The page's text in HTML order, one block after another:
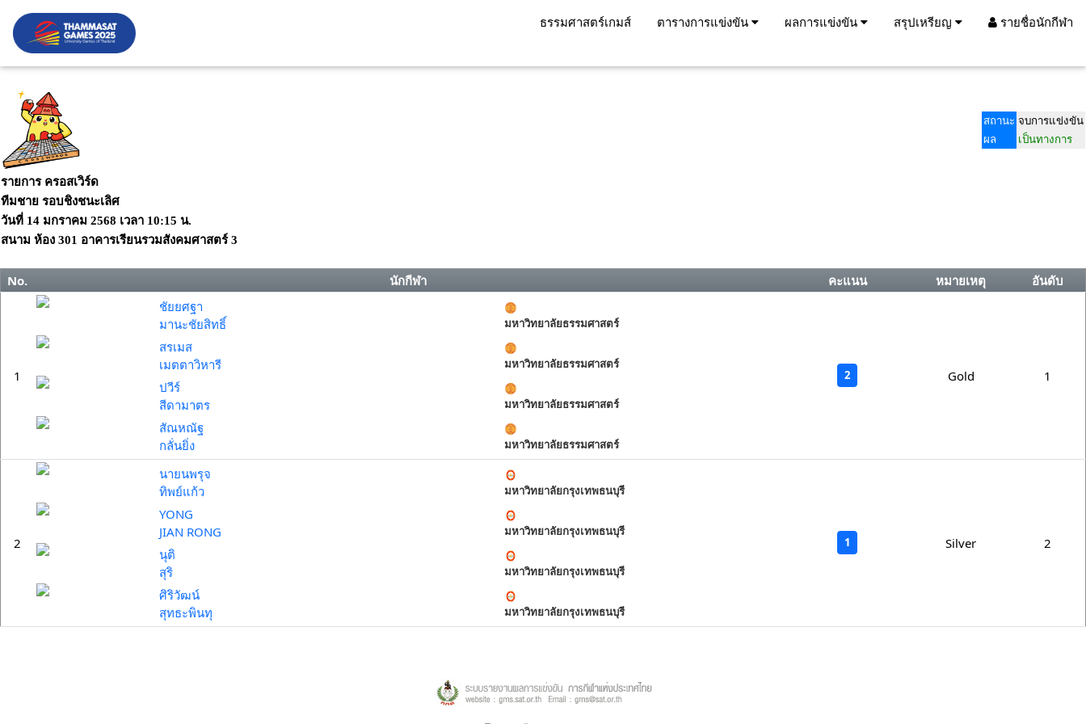
ธรรมศาสตร์เกมส์ ตารางการแข่งขัน ผลการแข่งขัน สรุปเหรียญ รายชื่อนักกีฬา
สถานะ จบการแข่งขัน
ผล
เป็นทางการ
รายการ ครอสเวิร์ด
ทีมชาย รอบชิงชนะเลิศ
วันที่ 14 มกราคม 2568 เวลา 10:15 น.
สนาม ห้อง 301 อาคารเรียนรวมสังคมศาสตร์ 3
No. นักกีฬา คะแนน หมายเหตุ อันดับ
1
ชัยยศฐา
มานะชัยสิทธิ์
มหาวิทยาลัยธรรมศาสตร์
สรเมส
เมตตาวิหารี
มหาวิทยาลัยธรรมศาสตร์
ปวีร์
สีดามาตร
มหาวิทยาลัยธรรมศาสตร์
สัณหณัฐ
กลั่นยิ่ง
มหาวิทยาลัยธรรมศาสตร์
2 Gold 1
2
นายนพรุจ
ทิพย์แก้ว
มหาวิทยาลัยกรุงเทพธนบุรี
YONG
JIAN RONG
มหาวิทยาลัยกรุงเทพธนบุรี
นุติ
สุริ
มหาวิทยาลัยกรุงเทพธนบุรี
ศิริวัฒน์
สุทธะพินทุ
มหาวิทยาลัยกรุงเทพธนบุรี
1 Silver 2